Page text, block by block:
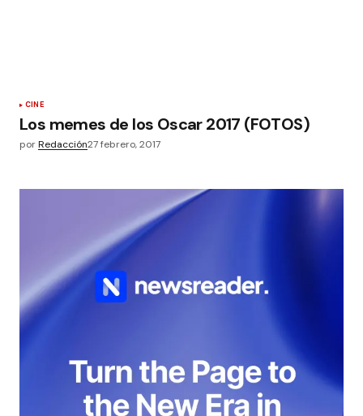
CINE
Los memes de los Oscar 2017 (FOTOS)
porRedacción27 febrero, 2017